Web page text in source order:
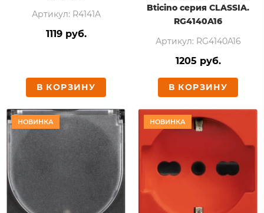
Артикул: R4141A
1119 руб.
В КОРЗИНУ
Bticino серия CLASSIA.
RG4140A16
Артикул: RG4140A16
1205 руб.
В КОРЗИНУ
НОВИНКА НОВИНКА